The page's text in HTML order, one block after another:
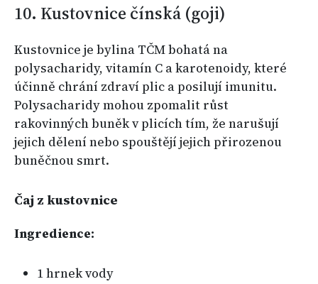
10. Kustovnice čínská (goji)
Kustovnice je bylina TČM bohatá na
polysacharidy, vitamín C a karotenoidy, které
účinně chrání zdraví plic a posilují imunitu.
Polysacharidy mohou zpomalit růst
rakovinných buněk v plicích tím, že narušují
jejich dělení nebo spouštějí jejich přirozenou
buněčnou smrt.
Čaj z kustovnice
Ingredience:
1 hrnek vody